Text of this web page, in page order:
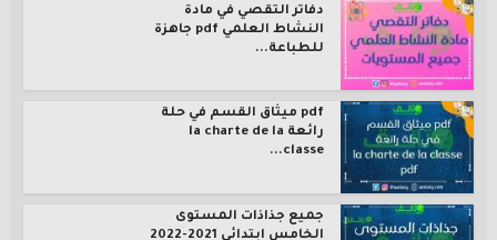
دفاتر التقصي في مادة
النشاط العلمي pdf جاهزة
للطباعة...
pdf ميثاق القسم في حلة
رائعة la charte de la
classe...
جميع جذاذات المستوى
الخامس ابتدائي 2021-2022